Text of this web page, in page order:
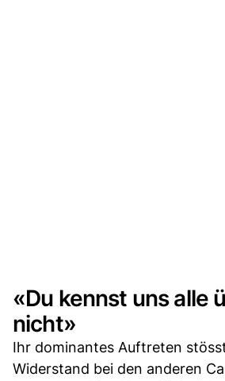
«Du kennst uns alle
nicht»
Ihr dominantes Auftreten
Widerstand bei den anderen